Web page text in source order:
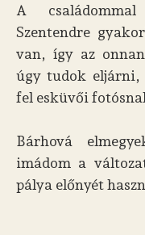
A
Szentendre
van, így az
úgy tudok eljárni,
fel esküvői
Bárhová
imádom a
pálya előnyét